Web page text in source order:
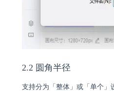
2.2 圆角半径
支持分为「整体」或「单个」